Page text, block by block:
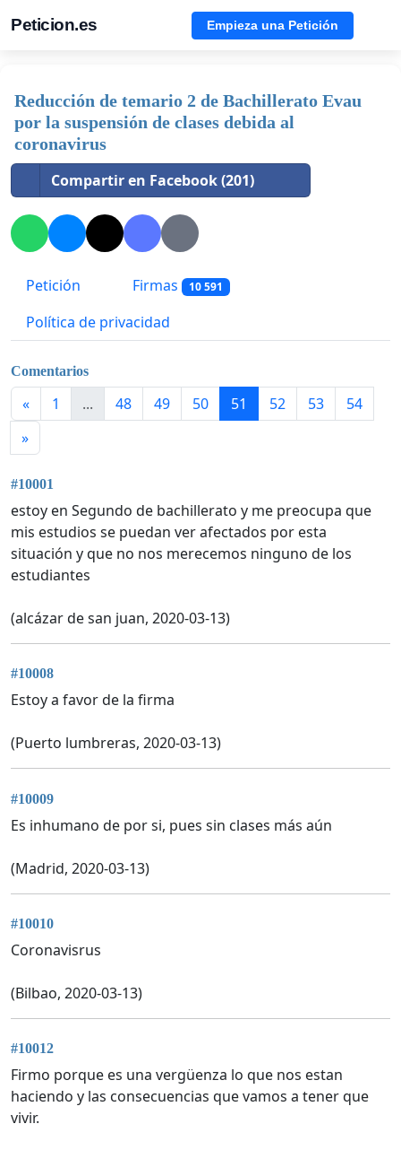
Peticion.es Empieza una Petición
Reducción de temario 2 de Bachillerato Evau
por la suspensión de clases debida al
coronavirus
Compartir en Facebook (201)
Petición Firmas 10 591
Política de privacidad
Comentarios
« 1 ... 48 49 50 51 52 53
54
»
#10001
estoy en Segundo de bachillerato y me preocupa que
mis estudios se puedan ver afectados por esta
situación y que no nos merecemos ninguno de los
estudiantes
(alcázar de san juan, 2020-03-13)
#10008
Estoy a favor de la firma
(Puerto lumbreras, 2020-03-13)
#10009
Es inhumano de por si, pues sin clases más aún
(Madrid, 2020-03-13)
#10010
Coronavisrus
(Bilbao, 2020-03-13)
#10012
Firmo porque es una vergüenza lo que nos estan
haciendo y las consecuencias que vamos a tener que
vivir.